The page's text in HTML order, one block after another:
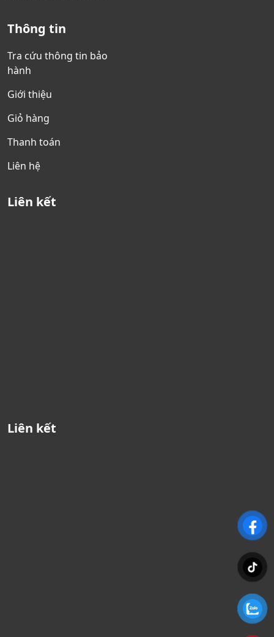
Thông tin
Tra cứu thông tin bảo
hành
Giới thiệu
Giỏ hàng
Thanh toán
Liên hệ
Liên kết
Liên kết